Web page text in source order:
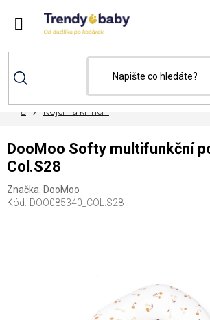
DomůKojení a krmení
DooMoo Softy multifunkční
Col.S28
Značka: DooMoo
Kód: DOO085340_COL.S28